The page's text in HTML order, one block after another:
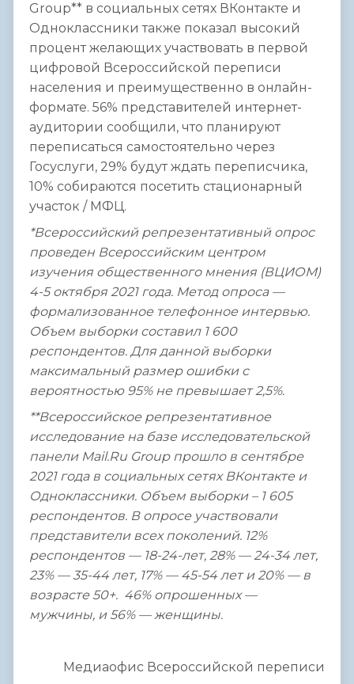
Group** в социальных сетях ВКонтакте и
Одноклассники также показал высокий
процент желающих участвовать в первой
цифровой Всероссийской переписи
населения и преимущественно в онлайн-
формате. 56% представителей интернет-
аудитории сообщили, что планируют
переписаться самостоятельно через
Госуслуги, 29% будут ждать переписчика,
10% собираются посетить стационарный
участок / МФЦ.
*Всероссийский репрезентативный опрос
проведен Всероссийским центром
изучения общественного мнения (ВЦИОМ)
4-5 октября 2021 года. Метод опроса —
формализованное телефонное интервью.
Объем выборки составил 1 600
респондентов. Для данной выборки
максимальный размер ошибки с
вероятностью 95% не превышает 2,5%.
**Всероссийское репрезентативное
исследование на базе исследовательской
панели Mail.Ru Group прошло в сентябре
2021 года в социальных сетях ВКонтакте и
Одноклассники. Объем выборки – 1 605
респондентов. В опросе участвовали
представители всех поколений. 12%
респондентов — 18-24-лет, 28% — 24-34 лет,
23% — 35-44 лет, 17% — 45-54 лет и 20% — в
возрасте 50+. 46% опрошенных —
мужчины, и 56% — женщины.
Медиаофис Всероссийской переписи